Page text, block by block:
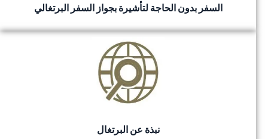
السفر بدون الحاجة لتأشيرة بجواز السفر البرتغالي
نبذة عن البرتغال